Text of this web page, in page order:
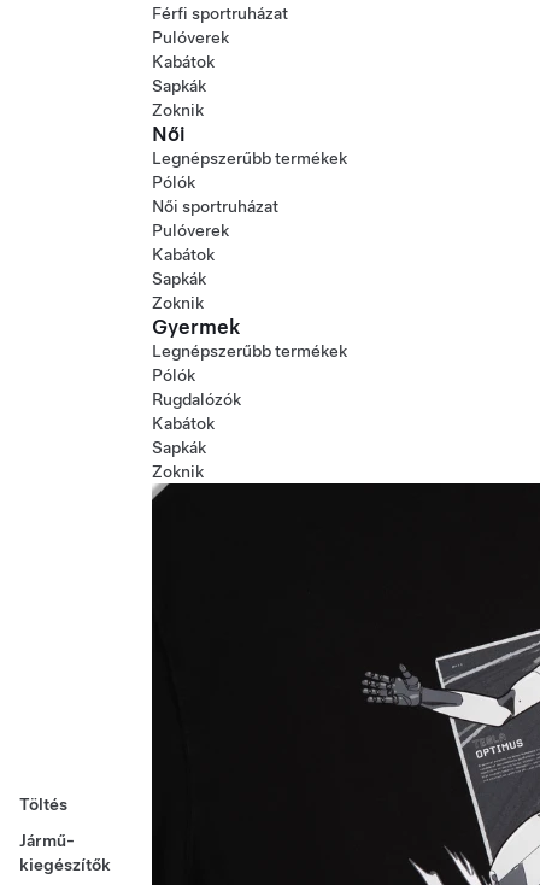
Töltés
Jármű-
kiegészítők
Férfi sportruházat
Pulóverek
Kabátok
Sapkák
Zoknik
Női
Legnépszerűbb termékek
Pólók
Női sportruházat
Pulóverek
Kabátok
Sapkák
Zoknik
Gyermek
Legnépszerűbb termékek
Pólók
Rugdalózók
Kabátok
Sapkák
Zoknik